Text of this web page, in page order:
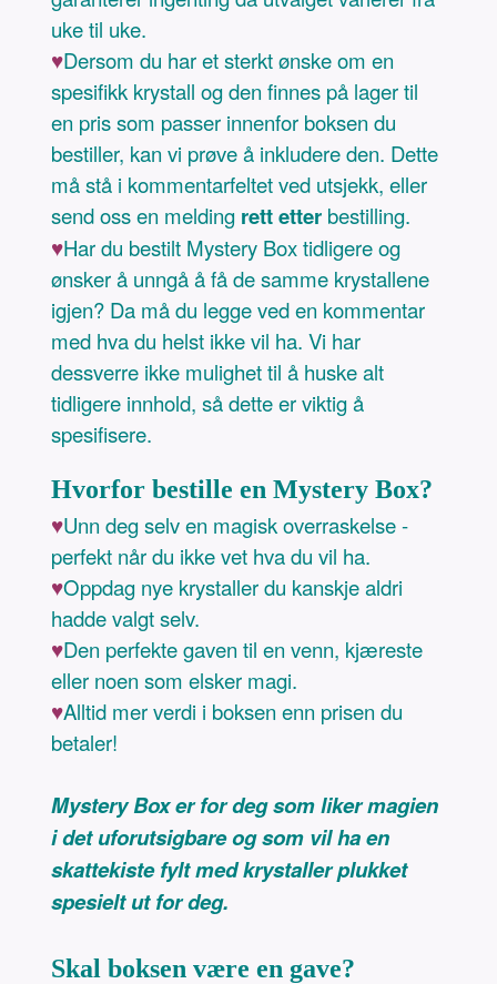
uke til uke.
♥Dersom du har et sterkt ønske om en
spesifikk krystall og den finnes på lager til
en pris som passer innenfor boksen du
bestiller, kan vi prøve å inkludere den. Dette
må stå i kommentarfeltet ved utsjekk, eller
send oss en melding rett etter bestilling.
♥Har du bestilt Mystery Box tidligere og
ønsker å unngå å få de samme krystallene
igjen? Da må du legge ved en kommentar
med hva du helst ikke vil ha. Vi har
dessverre ikke mulighet til å huske alt
tidligere innhold, så dette er viktig å
spesifisere.
Hvorfor bestille en Mystery Box?
♥Unn deg selv en magisk overraskelse -
perfekt når du ikke vet hva du vil ha.
♥Oppdag nye krystaller du kanskje aldri
hadde valgt selv.
♥Den perfekte gaven til en venn, kjæreste
eller noen som elsker magi.
♥Alltid mer verdi i boksen enn prisen du
betaler!
Mystery Box er for deg som liker magien
i det uforutsigbare og som vil ha en
skattekiste fylt med krystaller plukket
spesielt ut for deg.
Skal boksen være en gave?